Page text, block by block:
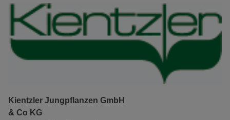
Kientzler Jungpflanzen GmbH
& Co KG